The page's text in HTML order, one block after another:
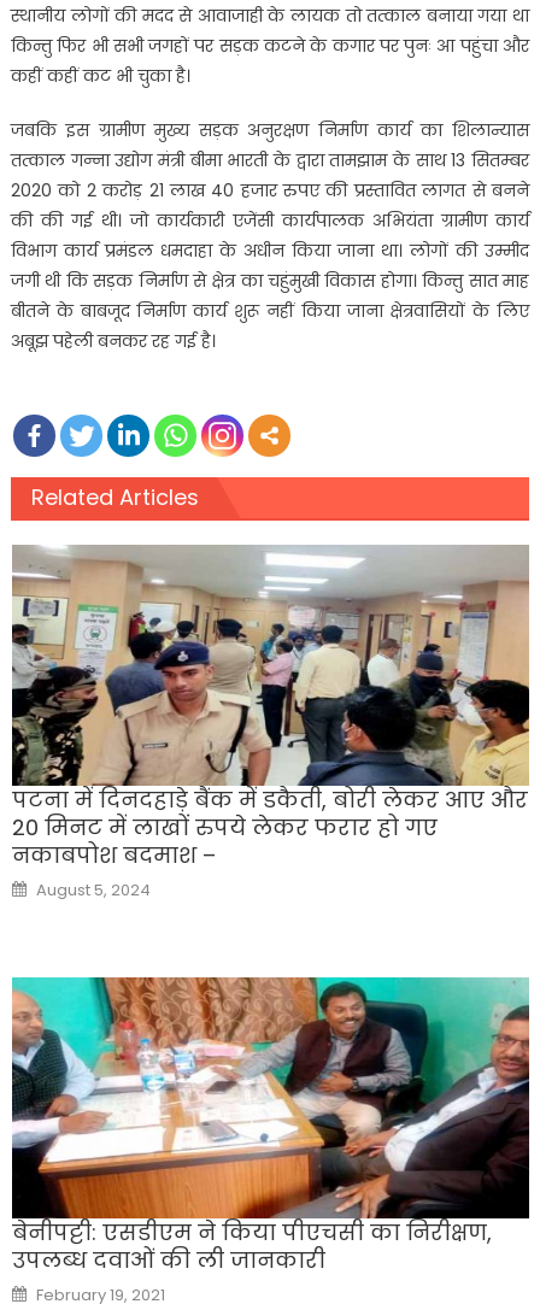
स्थानीय लोगों की मदद से आवाजाही के लायक तो तत्काल बनाया गया था
किन्तु फिर भी सभी जगहों पर सड़क कटने के कगार पर पुनः आ पहुंचा और
कहीं कहीं कट भी चुका है।
जबकि इस ग्रामीण मुख्य सड़क अनुरक्षण निर्माण कार्य का शिलान्यास
तत्काल गन्ना उद्योग मंत्री बीमा भारती के द्वारा तामझाम के साथ 13 सितम्बर
2020 को 2 करोड़ 21 लाख 40 हजार रुपए की प्रस्तावित लागत से बनने
की की गई थी। जो कार्यकारी एजेंसी कार्यपालक अभियंता ग्रामीण कार्य
विभाग कार्य प्रमंडल धमदाहा के अधीन किया जाना था। लोगों की उम्मीद
जगी थी कि सड़क निर्माण से क्षेत्र का चहुंमुखी विकास होगा। किन्तु सात माह
बीतने के बाबजूद निर्माण कार्य शुरू नहीं किया जाना क्षेत्रवासियों के लिए
अबूझ पहेली बनकर रह गई है।
Related Articles
पटना में दिनदहाड़े बैंक में डकैती, बोरी लेकर आए और
20 मिनट में लाखों रुपये लेकर फरार हो गए
नकाबपोश बदमाश –
Posted
on
August 5, 2024
बेनीपट्टी: एसडीएम ने किया पीएचसी का निरीक्षण,
उपलब्ध दवाओं की ली जानकारी
Posted
February 19, 2021